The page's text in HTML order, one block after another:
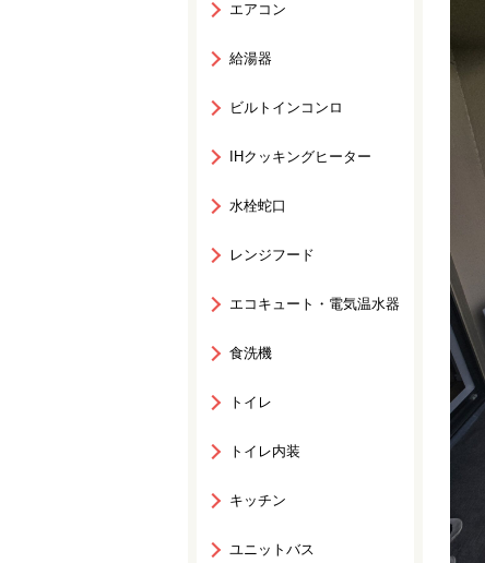
エアコン
給湯器
ビルトインコンロ
IHクッキングヒーター
水栓蛇口
レンジフード
エコキュート・電気温水器
食洗機
トイレ
トイレ内装
キッチン
ユニットバス